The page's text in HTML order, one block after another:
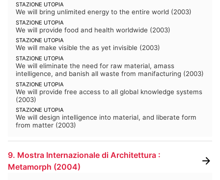
FONDO STORICO
BIBLIOTECA E PERIODICI
FONDO ARTISTICO
FOTOTECA
MANIFESTI
MEDIATECA
RACCOLTA DOCUMENTARIA
RASSEGNA STAMPA
STAZIONE UTOPIA
We will bring unlimited energy to the entire world (2003)
STAZIONE UTOPIA
We will provide food and health worldwide (2003)
STAZIONE UTOPIA
We will make visible the as yet invisible (2003)
STAZIONE UTOPIA
We will eliminate the need for raw material, amass
intelligence, and banish all waste from manifacturing (2003)
STAZIONE UTOPIA
We will provide free access to all global knowledge systems
(2003)
STAZIONE UTOPIA
We will design intelligence into material, and liberate form
from matter (2003)
9. Mostra Internazionale di Architettura :
Metamorph (2004)